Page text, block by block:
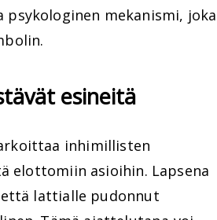
psykologinen mekanismi, joka
esineitä
inhimillisten
elottomiin asioihin. Lapsena
lattialle pudonnut